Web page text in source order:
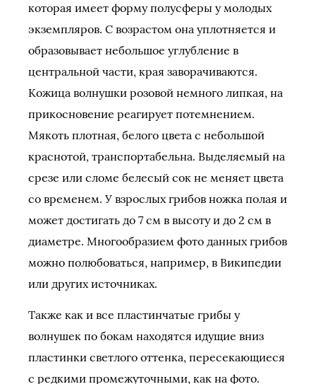
которая имеет форму полусферы у молодых
экземпляров. С возрастом она уплотняется и
образовывает небольшое углубление в
центральной части, края заворачиваются.
Кожица волнушки розовой немного липкая, на
прикосновение реагирует потемнением.
Мякоть плотная, белого цвета с небольшой
краснотой, транспортабельна. Выделяемый на
срезе или сломе белесый сок не меняет цвета
со временем. У взрослых грибов ножка полая и
может достигать до 7 см в высоту и до 2 см в
диаметре. Многообразием фото данных грибов
можно полюбоваться, например, в Википедии
или других источниках.
Также как и все пластинчатые грибы у
волнушек по бокам находятся идущие вниз
пластинки светлого оттенка, пересекающиеся
с редкими промежуточными, как на фото.